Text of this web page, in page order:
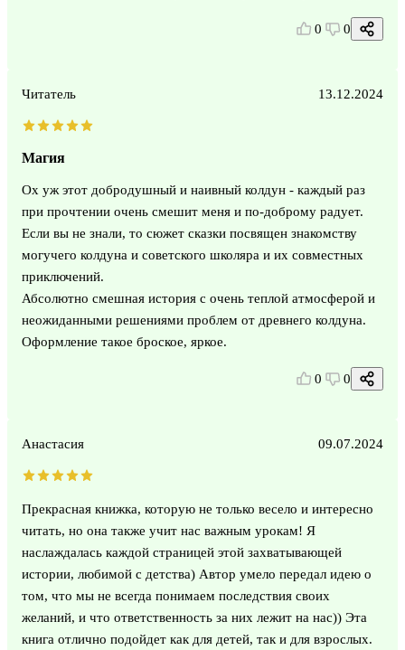
0 0
Читатель 13.12.2024
Магия
Ох уж этот добродушный и наивный колдун - каждый раз
при прочтении очень смешит меня и по-доброму радует.
Если вы не знали, то сюжет сказки посвящен знакомству
могучего колдуна и советского школяра и их совместных
приключений.
Абсолютно смешная история с очень теплой атмосферой и
неожиданными решениями проблем от древнего колдуна.
Оформление такое броское, яркое.
0 0
Анастасия 09.07.2024
Прекрасная книжка, которую не только весело и интересно
читать, но она также учит нас важным урокам! Я
наслаждалась каждой страницей этой захватывающей
истории, любимой с детства) Автор умело передал идею о
том, что мы не всегда понимаем последствия своих
желаний, и что ответственность за них лежит на нас)) Эта
книга отлично подойдет как для детей, так и для взрослых.